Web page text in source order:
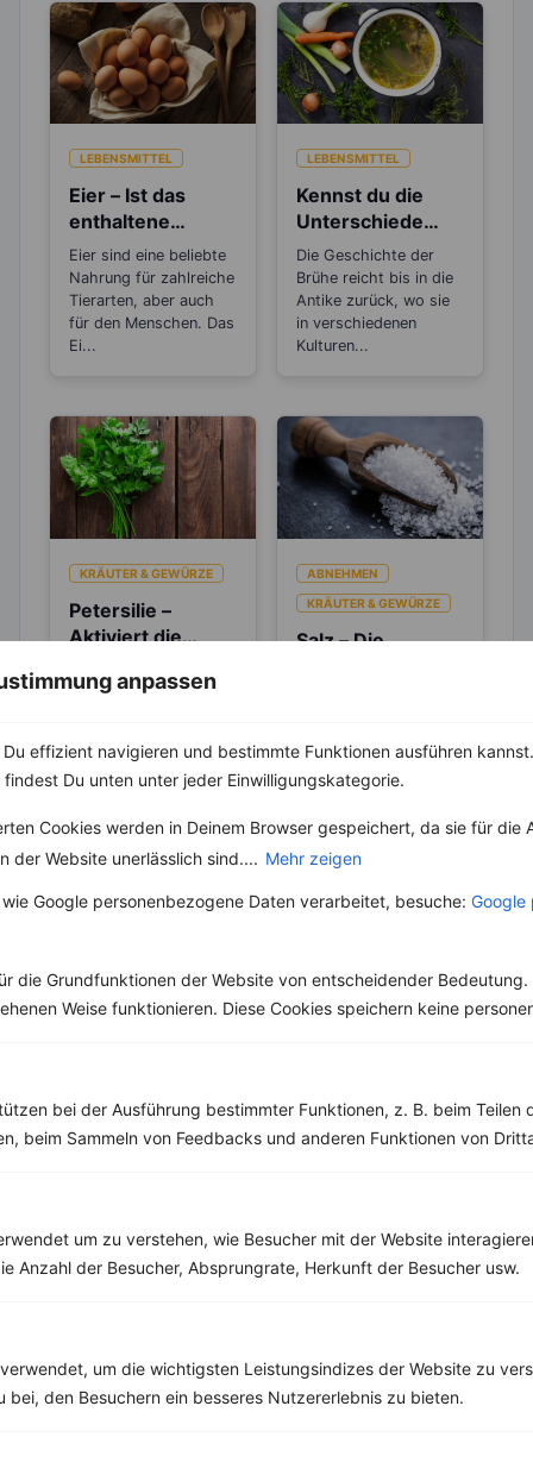
anpassen
effizient navigieren und bestimmte Funktionen ausführen
Du unten unter jeder Einwilligungskategorie.
Cookies werden in Deinem Browser gespeichert, da sie für die
der Website unerlässlich sind.... Mehr zeigen
Google personenbezogene Daten verarbeitet, besuche: Google
die Grundfunktionen der Website von entscheidender Bedeutung.
Weise funktionieren. Diese Cookies speichern keine
bei der Ausführung bestimmter Funktionen, z. B. beim Teilen
beim Sammeln von Feedbacks und anderen Funktionen von
um zu verstehen, wie Besucher mit der Website
Anzahl der Besucher, Absprungrate, Herkunft der Besucher usw.
um die wichtigsten Leistungsindizes der Website zu
bei, den Besuchern ein besseres Nutzererlebnis zu bieten.
LEBENSMITTEL
Eier – Ist das
enthaltene
Cholesterin
gesundheitsschä
dlich?
Eier sind eine beliebte
Nahrung für zahlreiche
Tierarten, aber auch
für den Menschen. Das
Ei...
LEBENSMITTEL
Kennst du die
Unterschiede
zwischen Brühe,
Fond und
Bouillon?
Die Geschichte der
Brühe reicht bis in die
Antike zurück, wo sie
in verschiedenen
Kulturen...
KRÄUTER & GEWÜRZE
Petersilie –
Aktiviert die
von Niere und
Familie der
Südosteuropa. Es ist
eines der
ABNEHMEN
KRÄUTER & GEWÜRZE
Salz – Die
und aus unserer Küche
denken. Der...
‹ ›
Fett:16 g
Eiweiß: 41 g
Auflauf mit Soja-Hackfleisch, Kartoffeln und Auberginen